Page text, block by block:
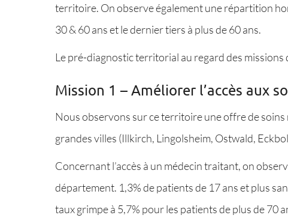
territoire. On observe également une répartition
30 & 60 ans et le dernier tiers à plus de 60 ans.
Le pré-diagnostic territorial au regard des missions
Mission 1 – Améliorer l’accès aux
Nous observons sur ce territoire une offre de
grandes villes (Illkirch, Lingolsheim, Ostwald,
Concernant l’accès à un médecin traitant, on
département. 1,3% de patients de 17 ans et plus
taux grimpe à 5,7% pour les patients de plus de 70